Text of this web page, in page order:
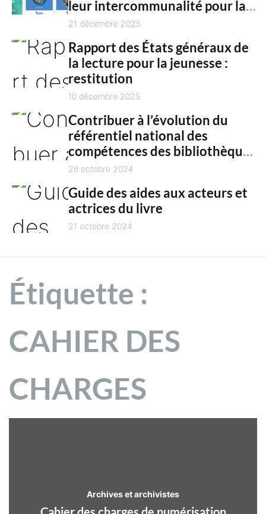
culture en 2025
21 décembre 2025
la lecture pour la jeunesse :
restitution
10 décembre 2025
référentiel national des
compétences des bibliothèques
territoriales
26 octobre 2024
actrices du livre
21 octobre 2024
Étiquette :
CAHIER DES
CHARGES
Cahier des charges de numérisation